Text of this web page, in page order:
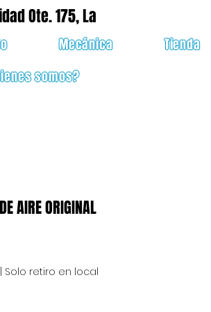
Mecánica
Tienda
somos?
Ote. 175, La
AIRE ORIGINAL
Solo retiro en local